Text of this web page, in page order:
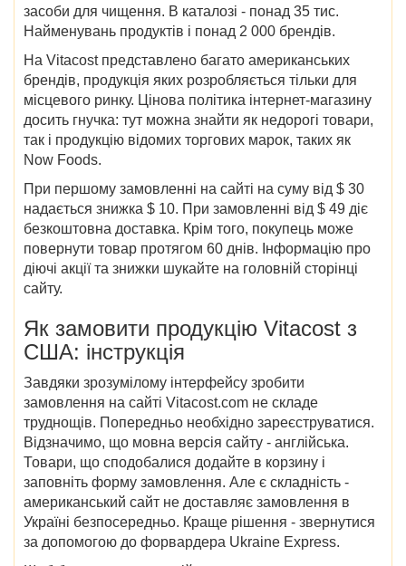
засоби для чищення. В каталозі - понад 35 тис.
Найменувань продуктів і понад 2 000 брендів.
На Vitacost представлено багато американських
брендів, продукція яких розробляється тільки для
місцевого ринку. Цінова політика інтернет-магазину
досить гнучка: тут можна знайти як недорогі товари,
так і продукцію відомих торгових марок, таких як
Now Foods.
При першому замовленні на сайті на суму від $ 30
надається знижка $ 10. При замовленні від $ 49 діє
безкоштовна доставка. Крім того, покупець може
повернути товар протягом 60 днів. Інформацію про
діючі акції та знижки шукайте на головній сторінці
сайту.
Як замовити продукцію Vitacost з
США: інструкція
Завдяки зрозумілому інтерфейсу зробити
замовлення на сайті Vitacost.com не складе
труднощів. Попередньо необхідно зареєструватися.
Відзначимо, що мовна версія сайту - англійська.
Товари, що сподобалися додайте в корзину і
заповніть форму замовлення. Але є складність -
американський сайт не доставляє замовлення в
Україні безпосередньо. Краще рішення - звернутися
за допомогою до форвардера Ukraine Express.